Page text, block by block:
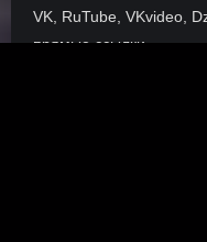
VK, RuTube, VKvideo,
прямые ссылки.